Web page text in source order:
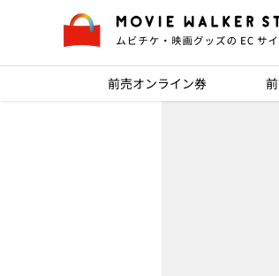
前売オンライン券